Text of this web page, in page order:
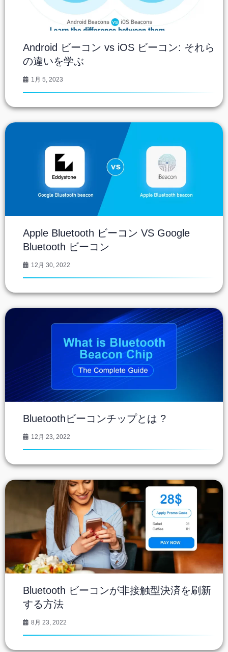
Android ビーコン vs iOS ビーコン: それら
の違いを学ぶ
1月 5, 2023
Apple Bluetooth ビーコン VS Google
Bluetooth ビーコン
12月 30, 2022
Bluetoothビーコンチップとは ?
12月 23, 2022
Bluetooth ビーコンが非接触型決済を刷新
する方法
8月 23, 2022